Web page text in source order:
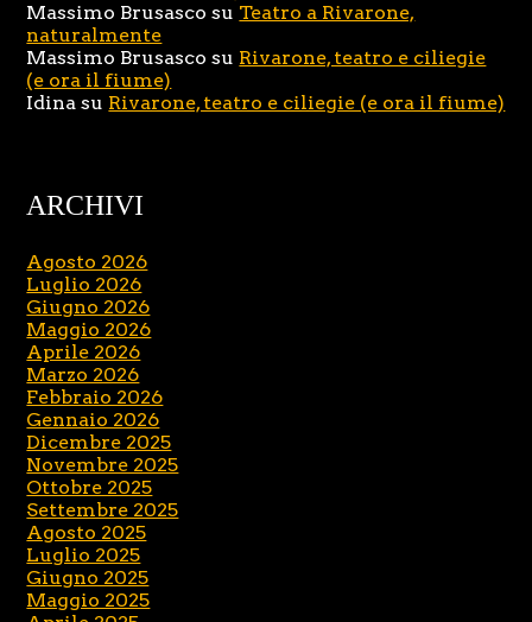
Massimo Brusasco su Teatro a Rivarone,
naturalmente
Massimo Brusasco su Rivarone, teatro e ciliegie
(e ora il fiume)
Idina su Rivarone, teatro e ciliegie (e ora il fiume)
ARCHIVI
Agosto 2026
Luglio 2026
Giugno 2026
Maggio 2026
Aprile 2026
Marzo 2026
Febbraio 2026
Gennaio 2026
Dicembre 2025
Novembre 2025
Ottobre 2025
Settembre 2025
Agosto 2025
Luglio 2025
Giugno 2025
Maggio 2025